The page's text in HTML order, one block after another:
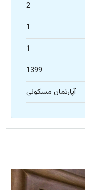
2
1
1
1399
آپارتمان مسکونی